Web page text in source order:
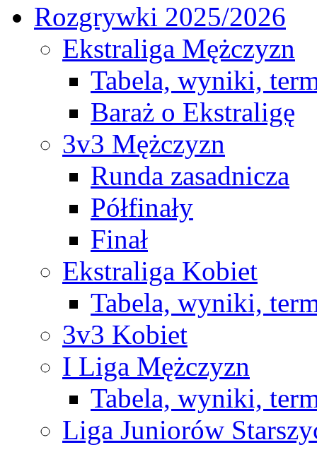
Rozgrywki 2025/2026
Ekstraliga Mężczyzn
Tabela, wyniki,
Baraż o Ekstraligę
3v3 Mężczyzn
Runda zasadnicza
Półfinały
Finał
Ekstraliga Kobiet
Tabela, wyniki,
3v3 Kobiet
I Liga Mężczyzn
Tabela, wyniki,
Liga Juniorów